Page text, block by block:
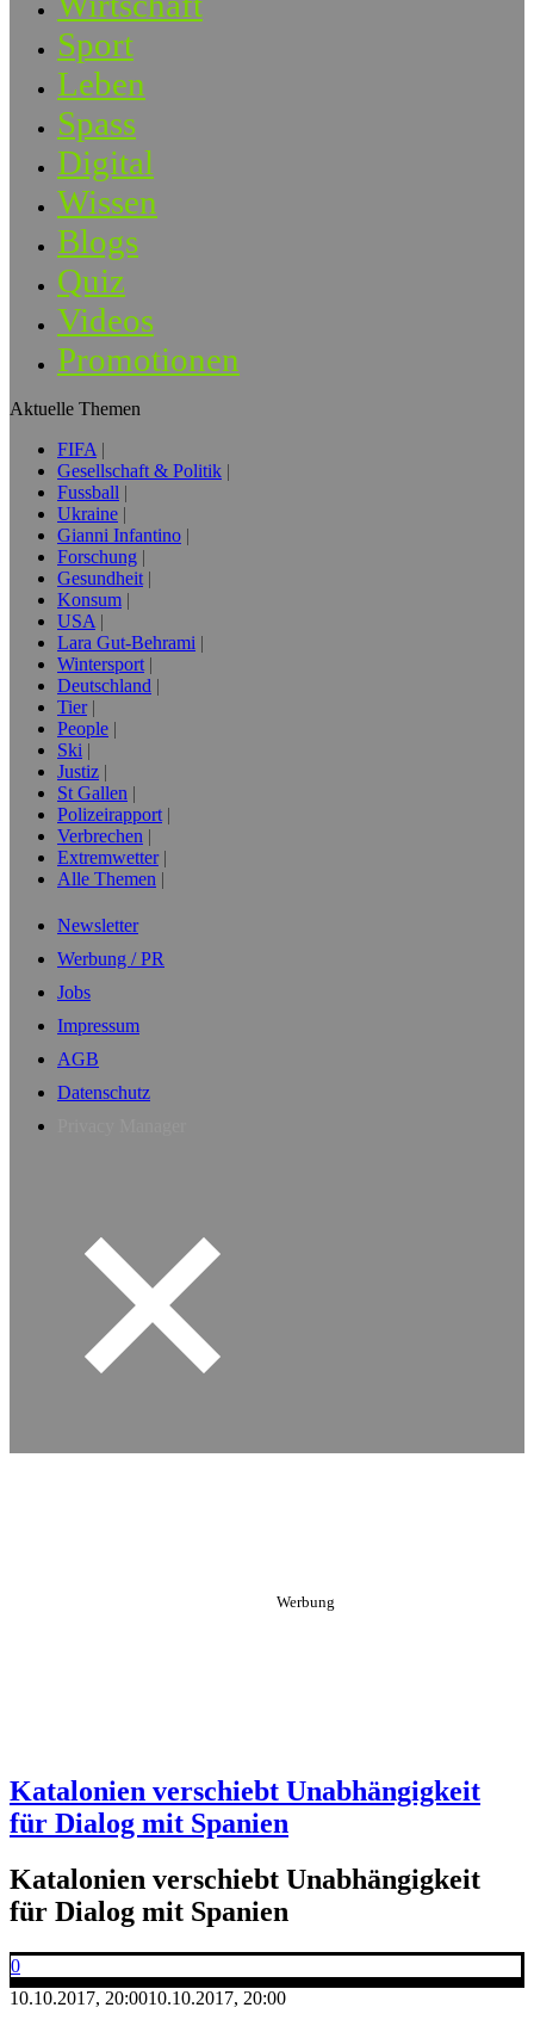
Sport
Leben
Spass
Digital
Wissen
Blogs
Quiz
Videos
Promotionen
Aktuelle Themen
FIFA
Gesellschaft & Politik
Fussball
Ukraine
Gianni Infantino
Forschung
Gesundheit
Konsum
USA
Lara Gut-Behrami
Wintersport
Deutschland
Tier
People
Ski
Justiz
St Gallen
Polizeirapport
Verbrechen
Extremwetter
Alle Themen
Newsletter
Werbung / PR
Jobs
Impressum
AGB
Datenschutz
Katalonien verschiebt Unabhängigkeit
für Dialog mit Spanien
Katalonien verschiebt Unabhängigkeit
für Dialog mit Spanien
0
10.10.2017, 20:0010.10.2017, 20:00